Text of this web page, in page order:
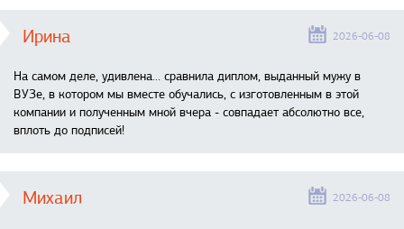
Ирина 2026-06-08
На самом деле, удивлена… сравнила диплом, выданный мужу в
ВУЗе, в котором мы вместе обучались, с изготовленным в этой
компании и полученным мной вчера - совпадает абсолютно все,
вплоть до подписей!
Михаил 2026-06-08